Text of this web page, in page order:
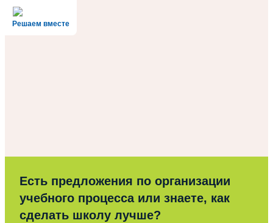
Решаем вместе
Есть предложения по организации
учебного процесса или знаете, как
сделать школу лучше?